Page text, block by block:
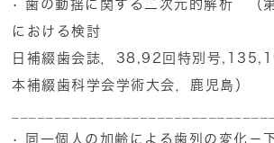
• 歯の動揺に関する二次元的解析 （
における検討
日補綴歯会誌，38,92回特別号
本補綴歯科学会学術大会，鹿児島）
• 同一個人の加齢による歯列の変化－